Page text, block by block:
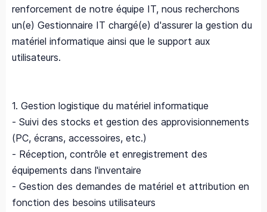
renforcement de notre équipe IT, nous recherchons
un(e) Gestionnaire IT chargé(e) d'assurer la gestion du
matériel informatique ainsi que le support aux
utilisateurs.
1. Gestion logistique du matériel informatique
- Suivi des stocks et gestion des approvisionnements
(PC, écrans, accessoires, etc.)
- Réception, contrôle et enregistrement des
équipements dans l'inventaire
- Gestion des demandes de matériel et attribution en
fonction des besoins utilisateurs